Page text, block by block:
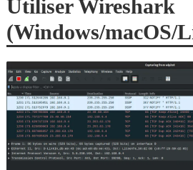
Utiliser Wireshark
(Windows/macOS/